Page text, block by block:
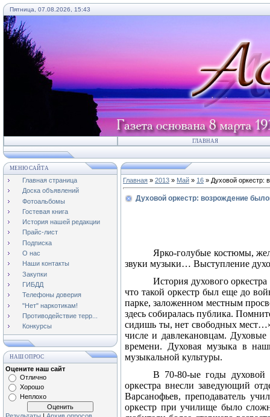
Пятница, 07.08.2026, 15:43
ГЛАВНАЯ
МЕНЮ САЙТА
Главная страница
Доска объявлений
Фотоальбомы
Гостевая книга
История нашей редакции
Прайс-лист
Подписка
О нас
Наши контакты
Закупки
ГИБДД
Телефоны доверия
"Нет" наркотикам!
Противодействие терр...
Конкурсы
НАШ ОПРОС
Оцените наш сайт
Отлично
Хорошо
Неплохо
Главная » 2013 » Май » 16 » Духовой оркестр:
Духовой оркестр: возрождение
Ярко-голубые костюмы,
звуки музыки… Выступление
История духового
что такой оркестр был еще до
парке, заложенном местным
здесь собиралась публика.
сидишь ты, нет свободных
числе и давлекановцам.
времени. Духовая музыка в
музыкальной культуры.
В 70-80-ые годы духовой
оркестра внесли заведующий
Варсанофьев, преподаватель
оркестр при училище было